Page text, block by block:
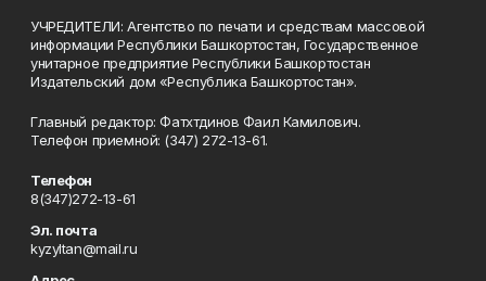
УЧРЕДИТЕЛИ: Агентство по печати и средствам массовой
информации Республики Башкортостан, Государственное
унитарное предприятие Республики Башкортостан
Издательский дом «Республика Башкортостан».
Главный редактор: Фатхтдинов Фаил Камилович.
Телефон приемной: (347) 272-13-61.
Телефон
8(347)272-13-61
Эл. почта
kyzyltan@mail.ru